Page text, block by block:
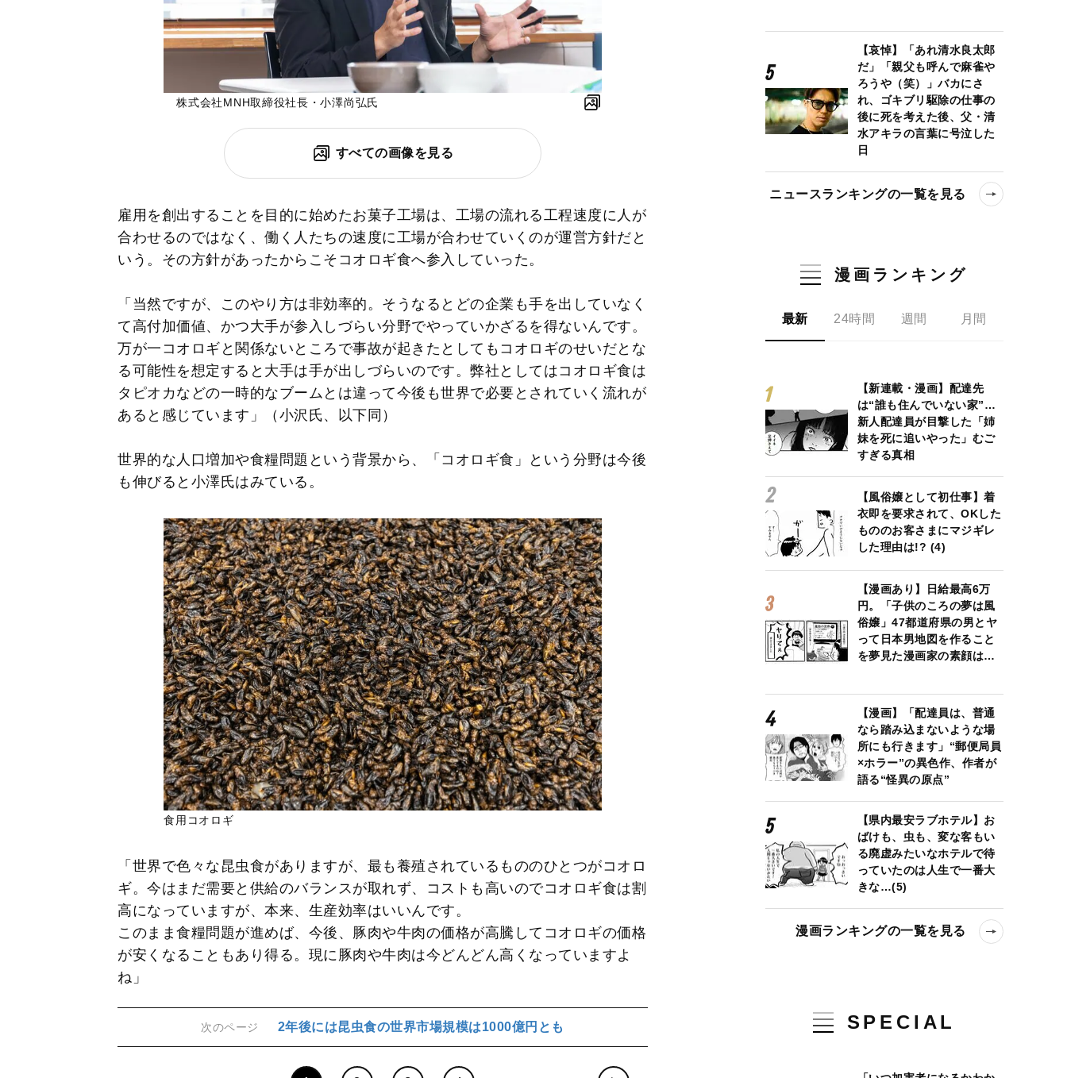
株式会社MNH取締役社長・小澤尚弘氏
すべての画像を見る
雇用を創出することを目的に始めたお菓子工場は、工場の流れる工程速度に人が
合わせるのではなく、働く人たちの速度に工場が合わせていくのが運営方針だと
いう。その方針があったからこそコオロギ食へ参入していった。
「当然ですが、このやり方は非効率的。そうなるとどの企業も手を出していなく
て高付加価値、かつ大手が参入しづらい分野でやっていかざるを得ないんです。
万が一コオロギと関係ないところで事故が起きたとしてもコオロギのせいだとな
る可能性を想定すると大手は手が出しづらいのです。弊社としてはコオロギ食は
タピオカなどの一時的なブームとは違って今後も世界で必要とされていく流れが
あると感じています」（小沢氏、以下同）
世界的な人口増加や食糧問題という背景から、「コオロギ食」という分野は今後
も伸びると小澤氏はみている。
食用コオロギ
「世界で色々な昆虫食がありますが、最も養殖されているもののひとつがコオロ
ギ。今はまだ需要と供給のバランスが取れず、コストも高いのでコオロギ食は割
高になっていますが、本来、生産効率はいいんです。
このまま食糧問題が進めば、今後、豚肉や牛肉の価格が高騰してコオロギの価格
が安くなることもあり得る。現に豚肉や牛肉は今どんどん高くなっていますよ
ね」
次のページ 2年後には昆虫食の世界市場規模は1000億円とも
【哀悼】「あれ清水良太郎
だ」「親父も呼んで麻雀や
ろうや（笑）」バカにさ
れ、ゴキブリ駆除の仕事の
後に死を考えた後、父・清
水アキラの言葉に号泣した
日
ニュースランキングの一覧を見る
漫画ランキング
最新 24時間 週間 月間
【新連載・漫画】配達先
は“誰も住んでいない家”…
新人配達員が目撃した「姉
妹を死に追いやった」むご
すぎる真相
【風俗嬢として初仕事】着
衣即を要求されて、OKした
もののお客さまにマジギレ
した理由は!? (4)
【漫画あり】日給最高6万
円。「子供のころの夢は風
俗嬢」47都道府県の男とヤ
って日本男地図を作ること
を夢見た漫画家の素顔は…
【漫画】「配達員は、普通
なら踏み込まないような場
所にも行きます」“郵便局員
×ホラー”の異色作、作者が
語る“怪異の原点”
【県内最安ラブホテル】お
ばけも、虫も、変な客もい
る廃虚みたいなホテルで待
っていたのは人生で一番大
きな…(5)
漫画ランキングの一覧を見る
SPECIAL